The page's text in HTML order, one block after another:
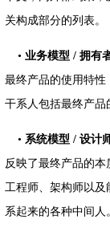
关构成部分的列表。
• 业务模型 / 拥有
最终产品的使用特性
干系人包括最终产品
• 系统模型 / 设计
反映了最终产品的
工程师、架构师以及
系起来的各种中间人